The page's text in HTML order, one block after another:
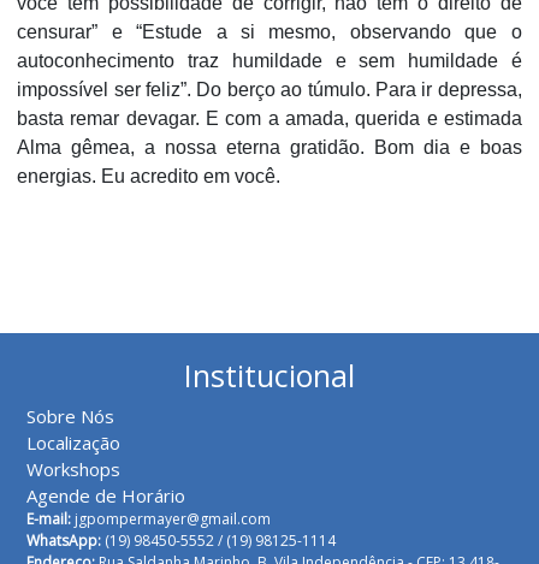
censurar” e “Estude a si mesmo, observando que o
autoconhecimento traz humildade e sem humildade é
impossível ser feliz”. Do berço ao túmulo. Para ir depressa,
basta remar devagar. E com a amada, querida e estimada
Alma gêmea, a nossa eterna gratidão. Bom dia e boas
energias. Eu acredito em você.
Institucional
Sobre Nós
Localização
Workshops
Agende de Horário
E-mail: jgpompermayer@gmail.com
WhatsApp: (19) 98450-5552 / (19) 98125-1114